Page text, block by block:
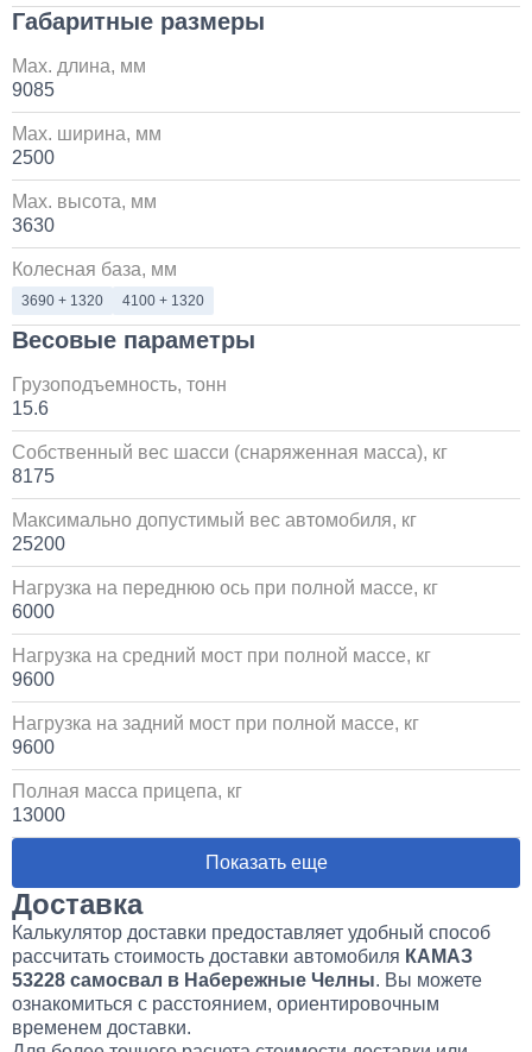
от 5 до 10 дней
Установка пневмоподвески на воздушных подушках
Установка стояночного кондиционера JUKOOL FT-
TAC-PI09 на крышу
Установка Bi-LED линз в фары КАМАЗ
Габаритные размеры
Max. длина, мм
9085
Max. ширина, мм
2500
Max. высота, мм
3630
Колесная база, мм
3690 + 1320 4100 + 1320
Весовые параметры
Грузоподъемность, тонн
15.6
Собственный вес шасси (снаряженная масса), кг
8175
Максимально допустимый вес автомобиля, кг
25200
Нагрузка на переднюю ось при полной массе, кг
6000
Нагрузка на средний мост при полной массе, кг
9600
Нагрузка на задний мост при полной массе, кг
9600
Полная масса прицепа, кг
13000
Показать еще
Доставка
Калькулятор доставки предоставляет удобный способ
рассчитать стоимость доставки автомобиля КАМАЗ
53228 самосвал в Набережные Челны. Вы можете
ознакомиться с расстоянием, ориентировочным
временем доставки.